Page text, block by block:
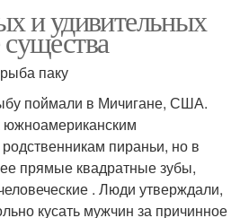
и удивительных
паку
поймали в Мичигане, США.
южноамериканским
пираньи, но в
прямые квадратные зубы,
. Люди утверждали,
кусать мужчин за причинное